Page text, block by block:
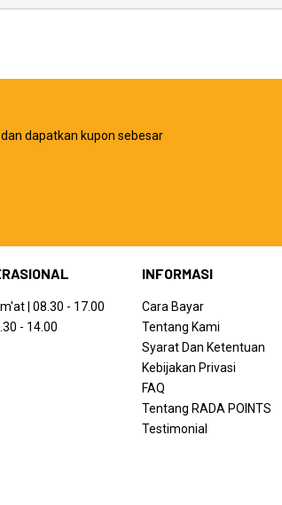
dapatkan kupon sebesar
| 08.30 - 17.00
- 14.00
INFORMASI
Cara Bayar
Tentang Kami
Syarat Dan Ketentuan
Kebijakan Privasi
FAQ
Tentang RADA POINTS
Testimonial